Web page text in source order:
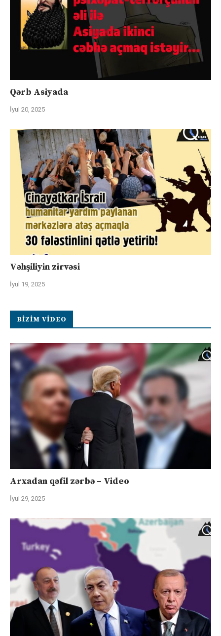
Qərb Asiyada
İyul 20, 2025
Vəhşiliyin zirvəsi
İyul 19, 2025
BIZIM VIDEO
Arxadan qəfil zərbə – Video
İyul 29, 2025